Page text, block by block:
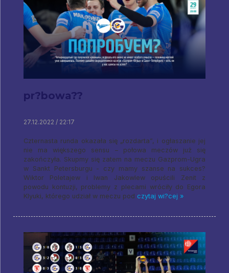
pr?bowa??
27.12.2022 / 22:17
Czternasta runda okazała się „rozdarta”, i ogłaszanie jej
nie ma większego sensu – połowa meczów już się
zakończyła. Skupmy się zatem na meczu Gazprom-Ugra
w Sankt Petersburgu - czy mamy szanse na sukces?
Wiktor Poletajew i Iwan Jakowlew opuścili Zenit z
powodu kontuzji, problemy z plecami wróciły do ​​Egora
Klyuki, którego udział w meczu pod czytaj wi?cej »